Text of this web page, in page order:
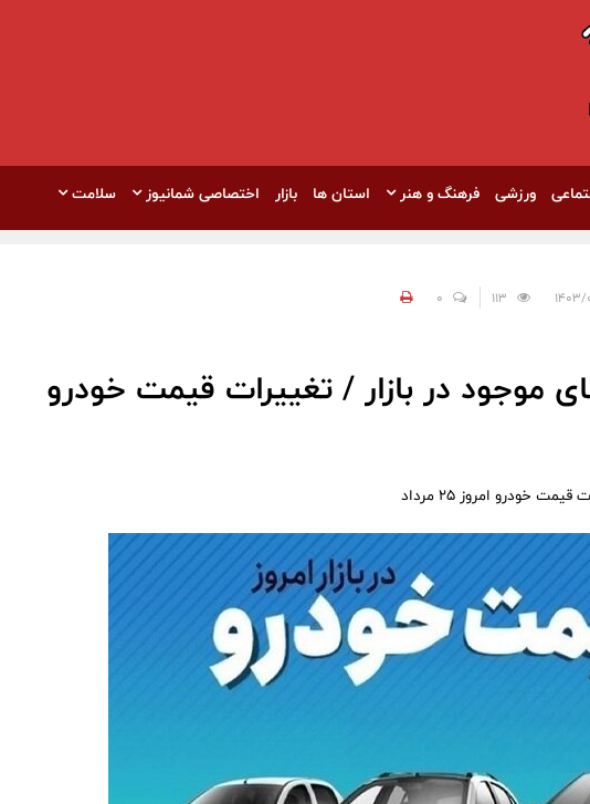
ورزشی فرهنگ و هنر استان ها بازار اختصاصی شمانیوز سلامت
0
موجود در بازار / تغییرات قیمت خودرو
خودرو امروز 25 مرداد